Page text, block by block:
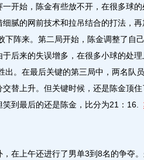
始，陈金有些放不开，在很多球的
细腻的网前技术和拉吊结合的打法，
下阵来。第二局开始，陈金调整了自
于后来的失误增多，在很多小球的处
出。在最后关键的第三局中，两名队
交替上升。但关键时候，还是陈金顶
笑到最后的还是陈金，比分为21：16.
上午还进行了男单3到8名的争夺。